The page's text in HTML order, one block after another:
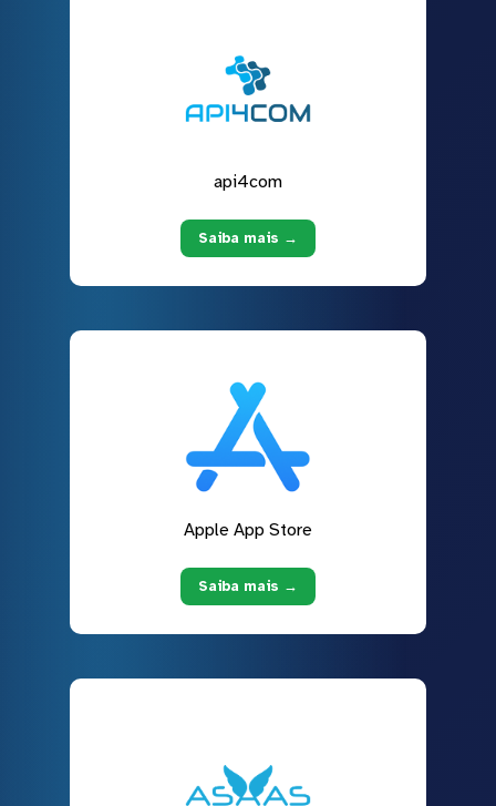
api4com
Saiba mais →
Apple App Store
Saiba mais →